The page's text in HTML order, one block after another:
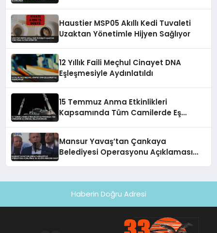
Haustier MSP05 Akıllı Kedi Tuvaleti
Uzaktan Yönetimle Hijyen Sağlıyor
12 Yıllık Faili Meçhul Cinayet DNA
Eşleşmesiyle Aydınlatıldı
15 Temmuz Anma Etkinlikleri
Kapsamında Tüm Camilerde Eş
Mansur Yavaş’tan Çankaya
Belediyesi Operasyonu Açıklaması
Haberin Doğru Adresi